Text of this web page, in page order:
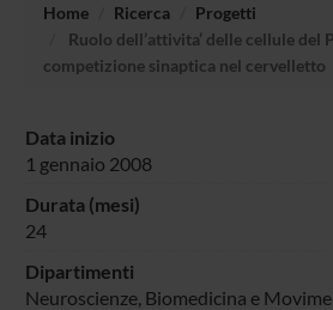
Home Ricerca
Progetti
Ruolo dell’attivita’ delle cellule del
competizione sinaptica nel cervelletto
Data inizio
1 gennaio 2008
Durata (mesi)
24
Dipartimenti
Neuroscienze, Biomedicina e